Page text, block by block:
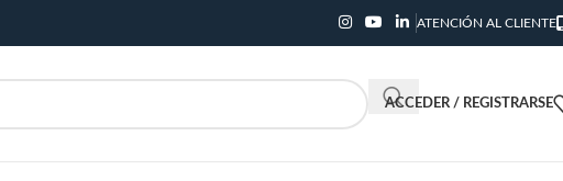
ATENCIÓN AL CLIENTE
ACCEDER / REGISTRARSE